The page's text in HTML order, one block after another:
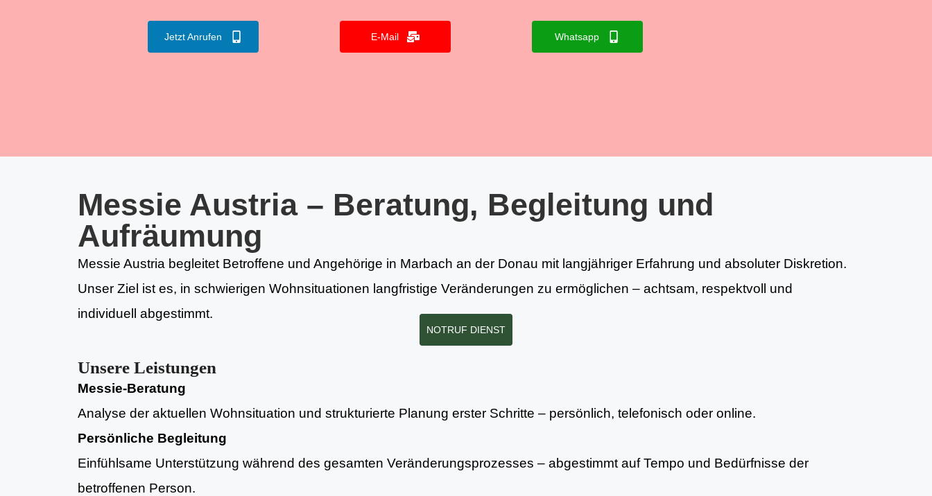
Jetzt Anrufen E-Mail Whatsapp
Messie Austria – Beratung, Begleitung und
Aufräumung
Messie Austria begleitet Betroffene und Angehörige in Marbach an der Donau mit langjähriger Erfahrung und absoluter Diskretion.
Unser Ziel ist es, in schwierigen Wohnsituationen langfristige Veränderungen zu ermöglichen – achtsam, respektvoll und
individuell abgestimmt.
NOTRUF DIENST
Unsere Leistungen
Messie-Beratung
Analyse der aktuellen Wohnsituation und strukturierte Planung erster Schritte – persönlich, telefonisch oder online.
Persönliche Begleitung
Einfühlsame Unterstützung während des gesamten Veränderungsprozesses – abgestimmt auf Tempo und Bedürfnisse der
betroffenen Person.